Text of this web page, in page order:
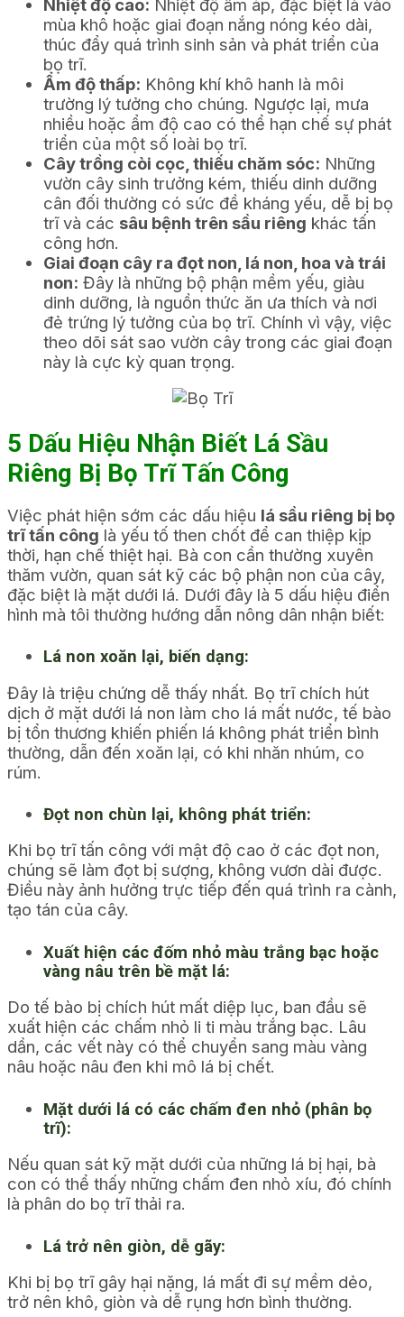
Nhiệt độ cao: Nhiệt độ ấm áp, đặc biệt là vào
mùa khô hoặc giai đoạn nắng nóng kéo dài,
thúc đẩy quá trình sinh sản và phát triển của
bọ trĩ.
Ẩm độ thấp: Không khí khô hanh là môi
trường lý tưởng cho chúng. Ngược lại, mưa
nhiều hoặc ẩm độ cao có thể hạn chế sự phát
triển của một số loài bọ trĩ.
Cây trồng còi cọc, thiếu chăm sóc: Những
vườn cây sinh trưởng kém, thiếu dinh dưỡng
cân đối thường có sức đề kháng yếu, dễ bị bọ
trĩ và các sâu bệnh trên sầu riêng khác tấn
công hơn.
Giai đoạn cây ra đọt non, lá non, hoa và trái
non: Đây là những bộ phận mềm yếu, giàu
dinh dưỡng, là nguồn thức ăn ưa thích và nơi
đẻ trứng lý tưởng của bọ trĩ. Chính vì vậy, việc
theo dõi sát sao vườn cây trong các giai đoạn
này là cực kỳ quan trọng.
5 Dấu Hiệu Nhận Biết Lá Sầu
Riêng Bị Bọ Trĩ Tấn Công
Việc phát hiện sớm các dấu hiệu lá sầu riêng bị bọ
trĩ tấn công là yếu tố then chốt để can thiệp kịp
thời, hạn chế thiệt hại. Bà con cần thường xuyên
thăm vườn, quan sát kỹ các bộ phận non của cây,
đặc biệt là mặt dưới lá. Dưới đây là 5 dấu hiệu điển
hình mà tôi thường hướng dẫn nông dân nhận biết:
Lá non xoăn lại, biến dạng:
Đây là triệu chứng dễ thấy nhất. Bọ trĩ chích hút
dịch ở mặt dưới lá non làm cho lá mất nước, tế bào
bị tổn thương khiến phiến lá không phát triển bình
thường, dẫn đến xoăn lại, có khi nhăn nhúm, co
rúm.
Đọt non chùn lại, không phát triển:
Khi bọ trĩ tấn công với mật độ cao ở các đọt non,
chúng sẽ làm đọt bị sượng, không vươn dài được.
Điều này ảnh hưởng trực tiếp đến quá trình ra cành,
tạo tán của cây.
Xuất hiện các đốm nhỏ màu trắng bạc hoặc
vàng nâu trên bề mặt lá:
Do tế bào bị chích hút mất diệp lục, ban đầu sẽ
xuất hiện các chấm nhỏ li ti màu trắng bạc. Lâu
dần, các vết này có thể chuyển sang màu vàng
nâu hoặc nâu đen khi mô lá bị chết.
Mặt dưới lá có các chấm đen nhỏ (phân bọ
trĩ):
Nếu quan sát kỹ mặt dưới của những lá bị hại, bà
con có thể thấy những chấm đen nhỏ xíu, đó chính
là phân do bọ trĩ thải ra.
Lá trở nên giòn, dễ gãy:
Khi bị bọ trĩ gây hại nặng, lá mất đi sự mềm dẻo,
trở nên khô, giòn và dễ rụng hơn bình thường.